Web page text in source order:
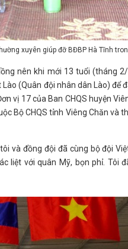
xuyên giúp đỡ BĐBP Hà Tĩnh
nên khi mới 13 tuổi (tháng
(Quân đội nhân dân Lào) để
vị 17 của Ban CHQS huyện
Bộ CHQS tỉnh Viêng Chăn và
và đồng đội đã cùng bộ đội
liệt với quân Mỹ, bọn phỉ. Tôi